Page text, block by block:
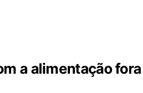
a alimentação